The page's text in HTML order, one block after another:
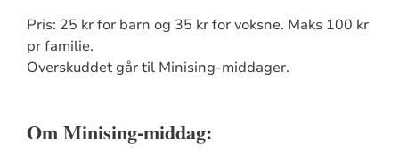
Pris: 25 kr for barn og 35 kr for voksne. Maks 100 kr
pr familie.
Overskuddet går til Minising-middager.
Om Minising-middag: